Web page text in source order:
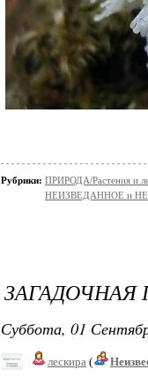
Рубрики: ПРИРОДА/Растения и
НЕИЗВЕДАННОЕ и
Суббота, 01
лескира (